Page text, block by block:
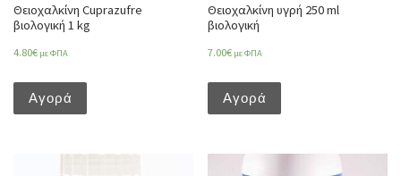
Θειοχαλκίνη Cuprazufre
βιολογική 1 kg
4.80€ με ΦΠΑ
Αγορά
Θειοχαλκίνη υγρή 250 ml
βιολογική
7.00€ με ΦΠΑ
Αγορά